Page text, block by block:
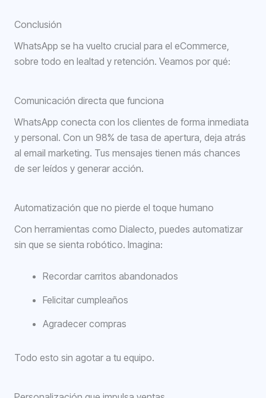
Conclusión
WhatsApp se ha vuelto crucial para el eCommerce,
sobre todo en lealtad y retención. Veamos por qué:
Comunicación directa que funciona
WhatsApp conecta con los clientes de forma inmediata
y personal. Con un 98% de tasa de apertura, deja atrás
al email marketing. Tus mensajes tienen más chances
de ser leídos y generar acción.
Automatización que no pierde el toque humano
Con herramientas como Dialecto, puedes automatizar
sin que se sienta robótico. Imagina:
Recordar carritos abandonados
Felicitar cumpleaños
Agradecer compras
Todo esto sin agotar a tu equipo.